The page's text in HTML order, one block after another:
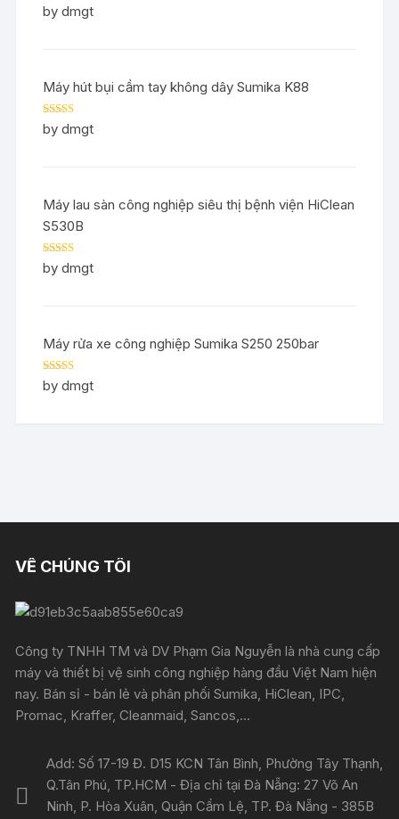
Rated5out
of 5
by dmgt
Máy hút bụi cầm tay không dây Sumika K88
Rated5out
of 5
by dmgt
Máy lau sàn công nghiệp siêu thị bệnh viện HiClean
S530B
Rated5out
of 5
by dmgt
Máy rửa xe công nghiệp Sumika S250 250bar
Rated5out
of 5
by dmgt
VỀ CHÚNG TÔI
Công ty TNHH TM và DV Phạm Gia Nguyễn là nhà cung cấp
máy và thiết bị vệ sinh công nghiệp hàng đầu Việt Nam hiện
nay. Bán sỉ - bán lẻ và phân phối Sumika, HiClean, IPC,
Promac, Kraffer, Cleanmaid, Sancos,...
Add: Số 17-19 Đ. D15 KCN Tân Bình, Phường Tây Thạnh,
Q.Tân Phú, TP.HCM - Địa chỉ tại Đà Nẵng: 27 Võ An
Ninh, P. Hòa Xuân, Quận Cẩm Lệ, TP. Đà Nẵng - 385B